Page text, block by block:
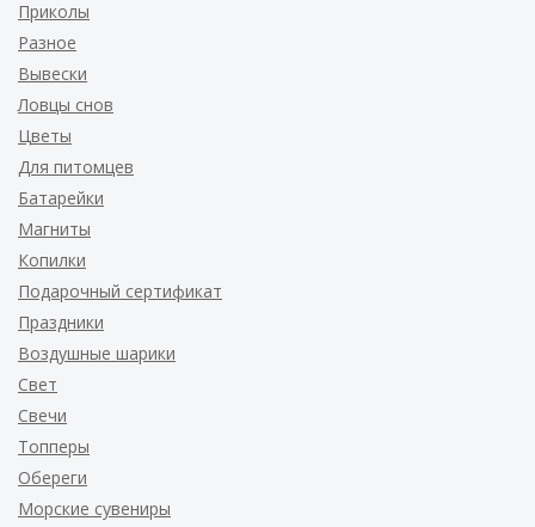
Приколы
Разное
Вывески
Ловцы снов
Цветы
Для питомцев
Батарейки
Магниты
Копилки
Подарочный сертификат
Праздники
Воздушные шарики
Свет
Свечи
Топперы
Обереги
Морские сувениры